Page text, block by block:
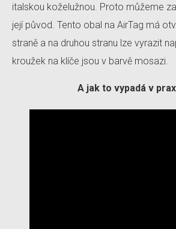
italskou koželužnou. Proto můžeme
její původ. Tento obal na AirTag má
straně a na druhou stranu lze vyrazit
kroužek na klíče jsou v barvě mosazi.
A jak to vypadá v